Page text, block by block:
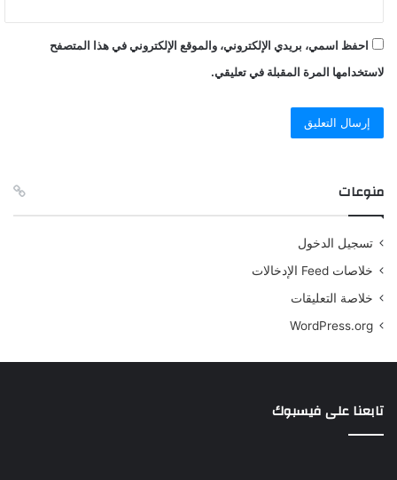
احفظ اسمي، بريدي الإلكتروني، والموقع الإلكتروني في هذا المتصفح
لاستخدامها المرة المقبلة في تعليقي.
منوعات
تسجيل الدخول
خلاصات Feed الإدخالات
خلاصة التعليقات
WordPress.org
تابعنا على فيسبوك